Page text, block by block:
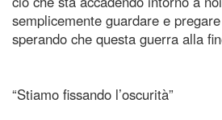
semplicemente guardare e
sperando che questa guerra alla
“Stiamo fissando l’oscurità”